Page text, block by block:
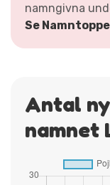
namngivna
Se
Antal
namnet